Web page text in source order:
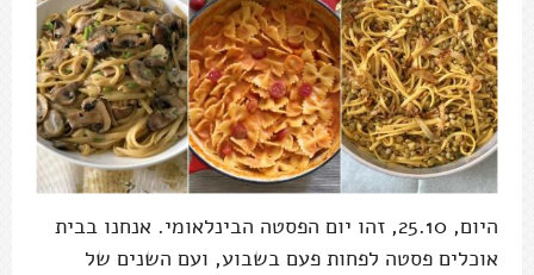
היום, 25.10, זהו יום הפסטה הבינלאומי. אנחנו בבית
אוכלים פסטה לפחות פעם בשבוע, ועם השנים של